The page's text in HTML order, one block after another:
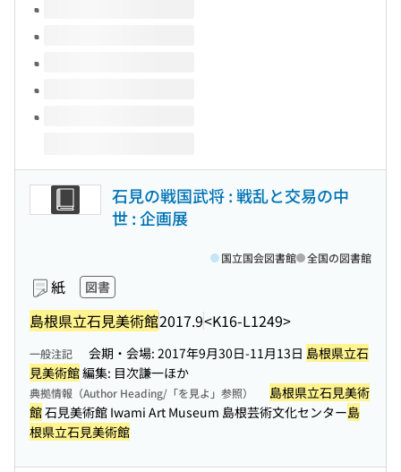
このタイトルの巻号
石見の戦国武将 : 戦乱と交易の中
世 : 企画展
紙 図書
島根県立石見美術館2017.9<K16-L1249>
国立国会図書館 全国の図書館
一般注記 会期・会場: 2017年9月30日-11月13日 島根県立石
見美術館編集: 目次謙一ほか
典拠情報（Author Heading/「を見よ」参照）
島根県立石見美術
館石見美術館 Iwami Art Museum 島根芸術文化センター島
根県立石見美術館